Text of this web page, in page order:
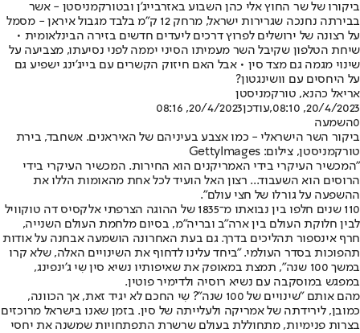
ביקורו של שר החוץ אלי כהן השבוע באזרבייג'ן ובטורקמניסטן - אשר
בבירתה נחנכה שגרירות ישראל, מרחק 12 ק"מ בלבד מגבול איראן - מסמל
על רצונה של ירושלים לפרוץ דרכים ליעדים חדשים בזירה הבינלאומית •
שיחת הטלפון שקיבל השר מעמיתו הסיני יממה לפני נסיעתו, מצביעה על
שינוי מגמה גם מצד סין • אבל האם חיזוק הקשרים עם בייג'ינג ישפיע גם
על היחסים עם וושינגטון?
אריאל כהנא, טורקמניסטן
20/4/2023, 08:10
,עודכן20/4/2023, 08:16
0השמעה
ביקור השר הישראלי - כמו אצבע בעיניהם של האיראנים. אשחבד, בירת
טורקמניסטן, צילום: GettyImages
"המכשיר העיקרי בידי האמריקנים הוא החירות. המכשיר העיקרי בידי
הרוסים הוא השעבוד... רצון האל הועיד לכל אחת מהאומות הללו את
ההשפעה על גורלו של חצי עולם".
110 שנים חלפו בין נבואתו מ־1835 של ההוגה הצרפתי אלקסיס דה טוקוויל
לבין חלוקת העולם בין ארה"ב ובריה"מ, בסיום מלחמת העולם השנייה,
חרף אינספור תהליכים בדרך. גם בעת האחרונה הושמעה אבחנה על אודות
תהפוכות בסדר העולמי. "ביחד עלינו לדחוף את השינויים האלה, שלא קרו
במשך 100 שנה", תמצת במאופק את שאיפותיו נשיא סין שִי ג'ינפינג,
במפגש במוסקבה עם נשיא רוסיה ולדימיר פוטין.
מהם אותם "שינויים של 100 שנה"? שִי החכם לא יגיד זאת, אך הכוונה,
כמובן, לירידתה של אמריקה ולעלייתה של סין. בזמן שאנו בישראל מרוכזים
בצרות פנימיות, מתחוללת בעולם שרשרת התפתחויות שמשנה את יחסי